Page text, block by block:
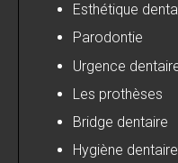
Esthétique
Parodontie
Urgence
Les prothèses
Bridge dentaire
Hygiène dentaire